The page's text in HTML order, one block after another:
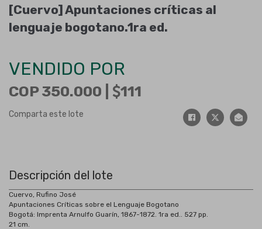
[Cuervo] Apuntaciones críticas al
lenguaje bogotano.1ra ed.
VENDIDO POR
COP 350.000 | 111
Comparta este lote
Descripción del lote
Cuervo, Rufino José
Apuntaciones Críticas sobre el Lenguaje Bogotano
Bogotá: Imprenta Arnulfo Guarín, 1867-1872. 1ra ed.. 527 pp.
21 cm.